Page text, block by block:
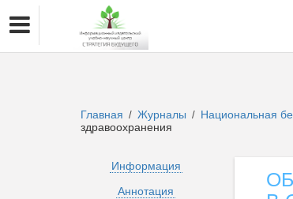
Главная / Журналы / Национальная
здравоохранения
Информация
Аннотация